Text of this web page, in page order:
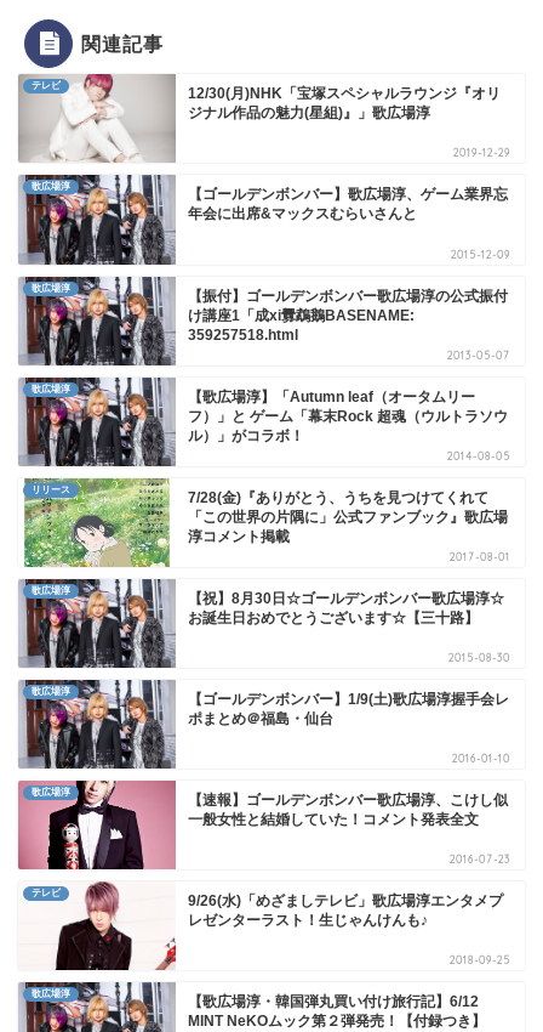
関連記事
テレビ
12/30(月)NHK「宝塚スペシャルラウンジ『オリ
ジナル作品の魅力(星組)』」歌広場淳
2019-12-29
歌広場淳
【ゴールデンボンバー】歌広場淳、ゲーム業界忘
年会に出席&マックスむらいさんと
2015-12-09
歌広場淳
【振付】ゴールデンボンバー歌広場淳の公式振付
け講座1「成xi釁鵡鵝BASENAME:
359257518.html
2013-05-07
歌広場淳
【歌広場淳】「Autumn leaf（オータムリー
フ）」と ゲーム「幕末Rock 超魂（ウルトラソウ
ル）」がコラボ！
2014-08-05
リリース
7/28(金)『ありがとう、うちを見つけてくれて
「この世界の片隅に」公式ファンブック』歌広場
淳コメント掲載
2017-08-01
歌広場淳
【祝】8月30日☆ゴールデンボンバー歌広場淳☆
お誕生日おめでとうございます☆【三十路】
2015-08-30
歌広場淳
【ゴールデンボンバー】1/9(土)歌広場淳握手会レ
ポまとめ＠福島・仙台
2016-01-10
歌広場淳
【速報】ゴールデンボンバー歌広場淳、こけし似
一般女性と結婚していた！コメント発表全文
2016-07-23
テレビ
9/26(水)「めざましテレビ」歌広場淳エンタメプ
レゼンターラスト！生じゃんけんも♪
2018-09-25
歌広場淳
【歌広場淳・韓国弾丸買い付け旅行記】6/12
MINT NeKOムック第２弾発売！【付録つき】